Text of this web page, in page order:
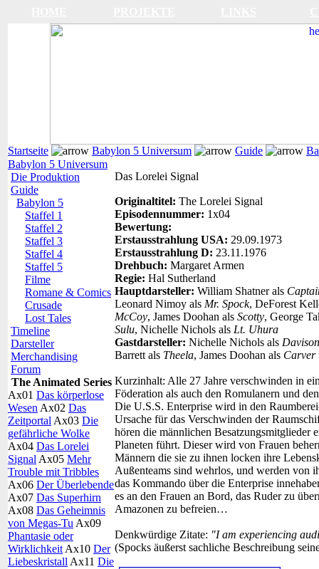
Startseite Babylon 5 Universum Guide
Babylon 5 Universum
Die Produktion
Guide
Babylon 5
Staffel 1
Staffel 2
Staffel 3
Staffel 4
Staffel 5
Filme
Romane & Comics
Crusade
Lost Tales
Timeline
Darsteller
Merchandising
Forum
The Animated Series
Ax01 Das körperlose
Wesen Ax02 Das
Zeitportal Ax03 Die
gefährliche Wolke
Ax04 Das Lorelei
Signal Ax05 Mehr
Trouble mit Tribbles
Ax06 Der Überlebende
Ax07 Das Superhirn
Ax08 Das Geheimnis
von Megas-Tu Ax09
Phantasie oder
Wirklichkeit Ax10 Der
Liebeskristall Ax11 Die
Das Lorelei Signal
Originaltitel: The Lorelei Signal
Episodennummer: 1x04
Bewertung:
Erstausstrahlung USA: 29.09.1973
Erstausstrahlung D: 23.11.1976
Drehbuch: Margaret Armen
Regie: Hal Sutherland
Hauptdarsteller: William Shatner als
Leonard Nimoy als Mr. Spock, DeForest
McCoy, James Doohan als Scotty, George
Sulu, Nichelle Nichols als Lt. Uhura
Gastdarsteller: Nichelle Nichols als
Barrett als Theela, James Doohan als Carver
Kurzinhalt: Alle 27 Jahre verschwinden in
Föderation als auch den Romulanern und
Die U.S.S. Enterprise wird in den
Ursache für das Verschwinden der
hören die männlichen Besatzungsmitglieder
Planeten führt. Dieser wird von Frauen
Männern die sie zu ihnen locken ihre
Außenteams sind wehrlos, und werden von
das Kommando über die Enterprise
es an den Frauen an Bord, das Ruder zu
Amazonen zu befreien…
Denkwürdige Zitate: "I am experiencing
(Spocks äußerst sachliche Beschreibung